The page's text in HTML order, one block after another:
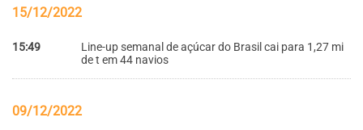
15/12/2022
15:49
Line-up semanal de açúcar do Brasil cai para 1,27 mi
de t em 44 navios
09/12/2022